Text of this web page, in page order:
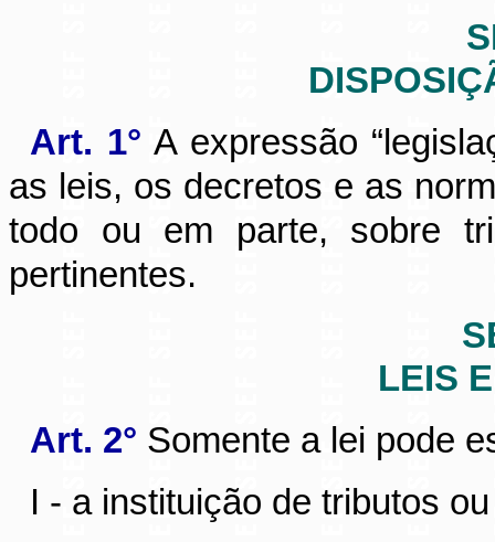
Art. 1° A expressão
as leis, os decretos e as
todo ou em parte, sobre
pertinentes.
LEIS
Art. 2° Somente a lei pode
I - a instituição de tributos